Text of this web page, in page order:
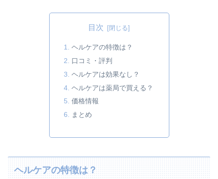
目次
ヘルケアの特徴は？
口コミ・評判
ヘルケアは効果なし？
ヘルケアは薬局で買える？
価格情報
まとめ
ヘルケアの特徴は？